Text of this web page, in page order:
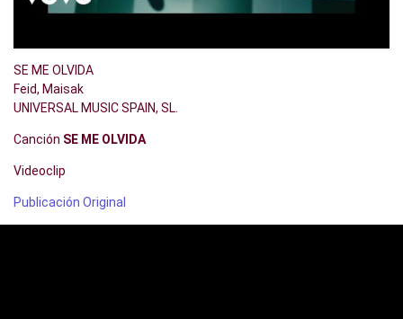
SE ME OLVIDA
Feid, Maisak
UNIVERSAL MUSIC SPAIN, SL.
Canción SE ME OLVIDA
Videoclip
Publicación Original